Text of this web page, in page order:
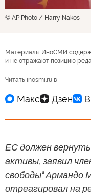
© AP Photo / Harry Nakos
Материалы ИноСМИ
и не отражают позицию
Читать inosmi.ru в
ЕС должен
активы, заявил
свободы" Армандо
отреагировал на